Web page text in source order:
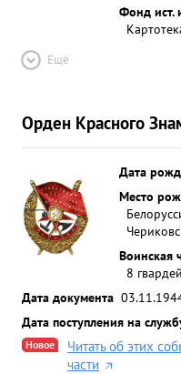
Фонд ист.
Ещё
Орден Красного
Дата
Место
Воинская
8
Дата документа
Дата поступления на
Новое
Читать об этих
части